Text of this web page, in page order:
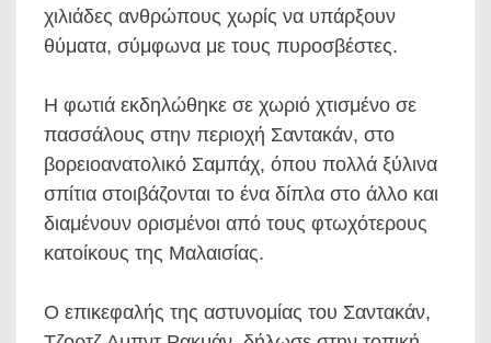
χιλιάδες ανθρώπους χωρίς να υπάρξουν
θύματα, σύμφωνα με τους πυροσβέστες.
Η φωτιά εκδηλώθηκε σε χωριό χτισμένο σε
πασσάλους στην περιοχή Σαντακάν, στο
βορειοανατολικό Σαμπάχ, όπου πολλά ξύλινα
σπίτια στοιβάζονται το ένα δίπλα στο άλλο και
διαμένουν ορισμένοι από τους φτωχότερους
κατοίκους της Μαλαισίας.
Ο επικεφαλής της αστυνομίας του Σαντακάν,